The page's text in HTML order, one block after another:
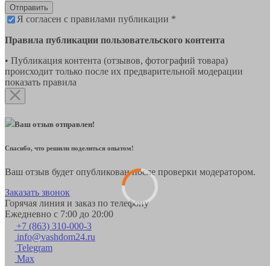
Отправить
Я согласен с правилами публикации *
Правила публикации пользовательского контента
• Публикация контента (отзывов, фотографий товара)
происходит только после их предварительной модерации
показать правила
Ваш отзыв отправлен!
Спасибо, что решили поделиться опытом!
Ваш отзыв будет опубликован после проверки модератором.
Заказать звонок
Горячая линия и заказ по телефону
Ежедневно с 7:00 до 20:00
+7 (863) 310-000-3
info@vashdom24.ru
Telegram
Max